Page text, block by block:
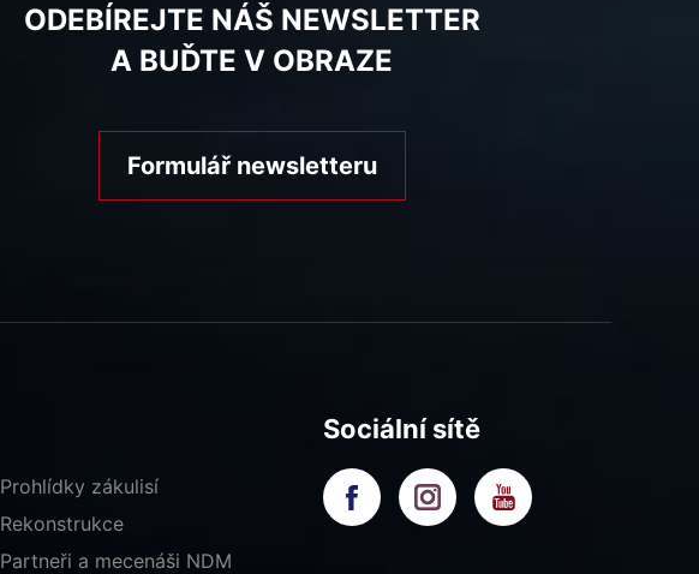
ODEBÍREJTE NÁŠ NEWSLETTER
A BUĎTE V OBRAZE
Formulář newsletteru
Prohlídky zákulisí
Rekonstrukce
Partneři a mecenáši NDM
Sociální sítě